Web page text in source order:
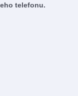
telefonu.